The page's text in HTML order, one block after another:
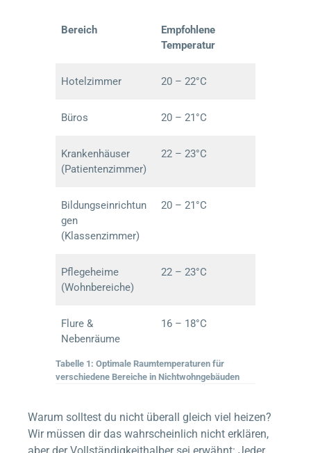
Bereich
Empfohlene
Temperatur
Hotelzimmer 20 – 22°C
Büros 20 – 21°C
Krankenhäuser
(Patientenzimmer)
22 – 23°C
Bildungseinrichtun
gen
(Klassenzimmer)
20 – 21°C
Pflegeheime
(Wohnbereiche)
22 – 23°C
Flure &
Nebenräume
16 – 18°C
Tabelle 1: Optimale Raumtemperaturen für
verschiedene Bereiche in Nichtwohngebäuden
Warum solltest du nicht überall gleich viel heizen?
Wir müssen dir das wahrscheinlich nicht erklären,